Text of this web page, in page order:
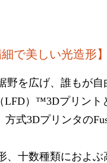
で美しい光造形
野を広げ、誰もが
LFD）™3Dプリン
式3Dプリンタの
、十数種類におよ